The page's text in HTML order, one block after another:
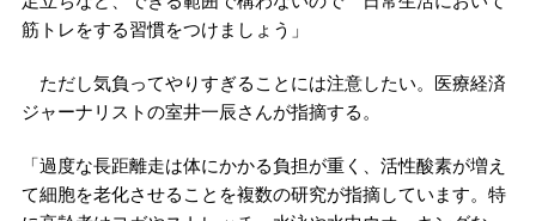
筋トレをする習慣をつけましょう」
ただし気負ってやりすぎることには注意したい。医療経済
ジャーナリストの室井一辰さんが指摘する。
「過度な長距離走は体にかかる負担が重く、活性酸素が増え
て細胞を老化させることを複数の研究が指摘しています。特